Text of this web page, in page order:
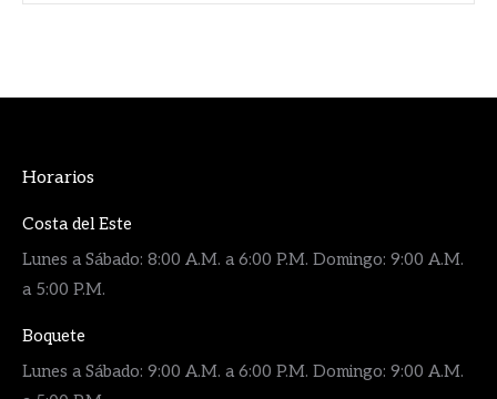
Horarios
Costa del Este
Lunes a Sábado: 8:00 A.M. a 6:00 P.M. Domingo: 9:00 A.M.
a 5:00 P.M.
Boquete
Lunes a Sábado: 9:00 A.M. a 6:00 P.M. Domingo: 9:00 A.M.